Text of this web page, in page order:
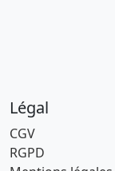
Légal
CGV
RGPD